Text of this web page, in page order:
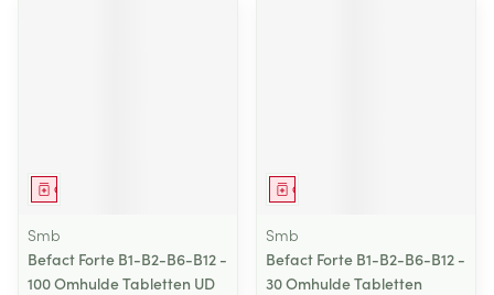
Geneesmiddel
Smb
Befact Forte B1-B2-B6-B12 -
100 Omhulde Tabletten UD
Geneesmiddel
Smb
Befact Forte B1-B2-B6-B12 -
30 Omhulde Tabletten